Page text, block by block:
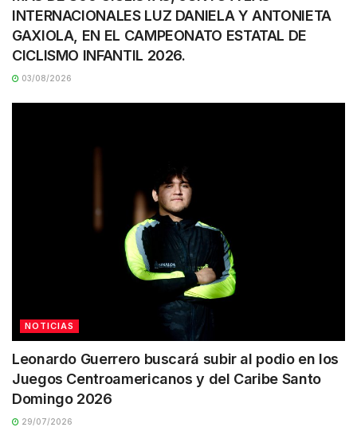
INTERNACIONALES LUZ DANIELA Y ANTONIETA
GAXIOLA, EN EL CAMPEONATO ESTATAL DE
CICLISMO INFANTIL 2026.
03/08/2026
NOTICIAS
Leonardo Guerrero buscará subir al podio en los
Juegos Centroamericanos y del Caribe Santo
Domingo 2026
29/07/2026